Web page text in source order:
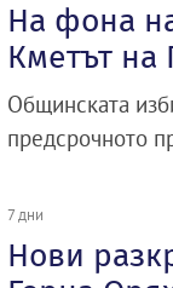
На фона
Кметът на
Общинската
предсрочното
7 дни
Нови